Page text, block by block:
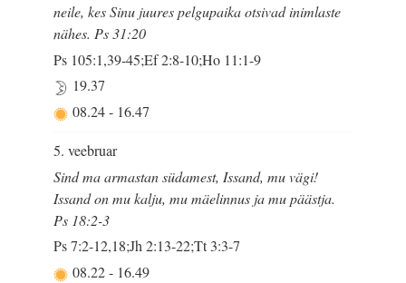
neile, kes Sinu juures pelgupaika otsivad inimlaste
nähes. Ps 31:20
Ps 105:1,39-45;Ef 2:8-10;Ho 11:1-9
19.37
08.24- 16.47
5. veebruar
Sind ma armastan südamest, Issand, mu vägi!
Issand on mu kalju, mu mäelinnus ja mu päästja.
Ps 18:2-3
Ps 7:2-12,18;Jh 2:13-22;Tt 3:3-7
08.22- 16.49